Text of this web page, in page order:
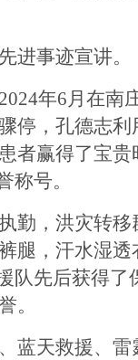
进事迹宣讲。
2024年6月在南
停，孔德志利
者赢得了宝
号。
勤，洪灾转移
腿，汗水湿
队先后获得了
。
蓝天救援、雷